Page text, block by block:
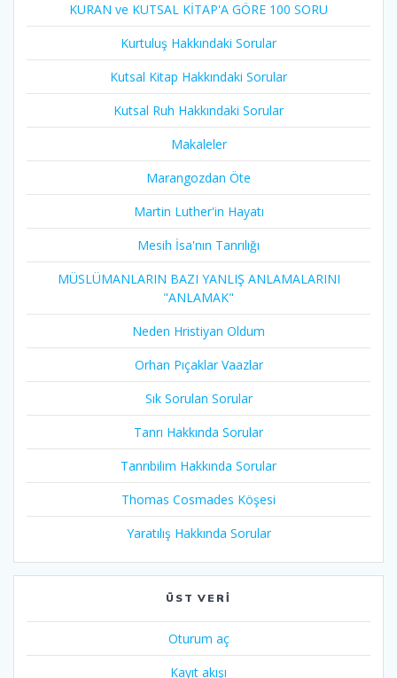
KURAN ve KUTSAL KİTAP'A GÖRE 100 SORU
Kurtuluş Hakkındaki Sorular
Kutsal Kitap Hakkındaki Sorular
Kutsal Ruh Hakkındaki Sorular
Makaleler
Marangozdan Öte
Martin Luther'in Hayatı​
Mesih İsa'nın Tanrılığı​
MÜSLÜMANLARIN BAZI YANLIŞ ANLAMALARINI
"ANLAMAK"
Neden Hristiyan Oldum​
Orhan Pıçaklar Vaazlar
Sık Sorulan Sorular
Tanrı Hakkında Sorular
Tanrıbilim Hakkında Sorular
Thomas Cosmades Köşesi
Yaratılış Hakkında Sorular
ÜST VERI
Oturum aç
Kayıt akışı